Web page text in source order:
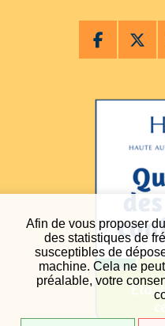
Afin de vous proposer
des statistiques de
susceptibles de
machine. Cela ne
préalable, votre